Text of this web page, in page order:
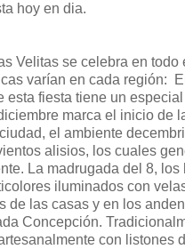
hoy en dia.
Velitas se celebra en todo
varían en cada región:
esta fiesta tiene un especial
marca el inicio de
el ambiente
alisios, los cuales
La madrugada del 8, los
iluminados con
de las casas y en los
Concepción.
con listones